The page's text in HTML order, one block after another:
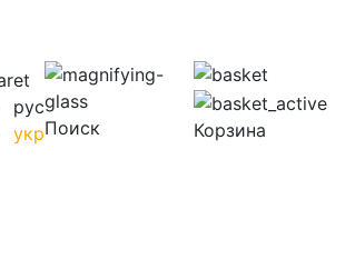
рус
укрПоиск Корзина